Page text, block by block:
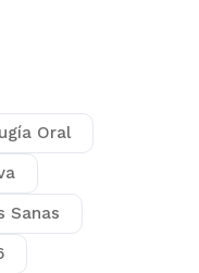
Oral
Sanas